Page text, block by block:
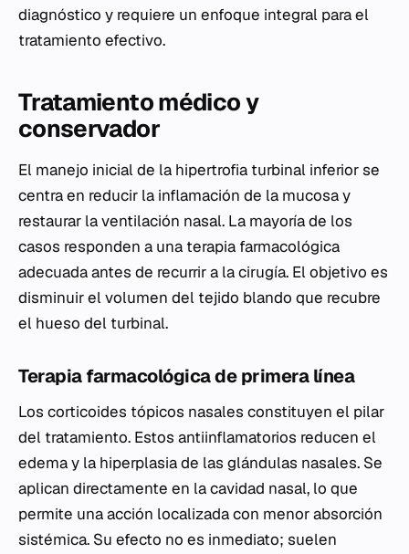
diagnóstico y requiere un enfoque integral para el
tratamiento efectivo.
Tratamiento médico y
conservador
El manejo inicial de la hipertrofia turbinal inferior se
centra en reducir la inflamación de la mucosa y
restaurar la ventilación nasal. La mayoría de los
casos responden a una terapia farmacológica
adecuada antes de recurrir a la cirugía. El objetivo es
disminuir el volumen del tejido blando que recubre
el hueso del turbinal.
Terapia farmacológica de primera línea
Los corticoides tópicos nasales constituyen el pilar
del tratamiento. Estos antiinflamatorios reducen el
edema y la hiperplasia de las glándulas nasales. Se
aplican directamente en la cavidad nasal, lo que
permite una acción localizada con menor absorción
sistémica. Su efecto no es inmediato; suelen